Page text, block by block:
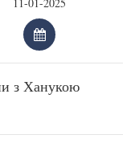
з Ханукою